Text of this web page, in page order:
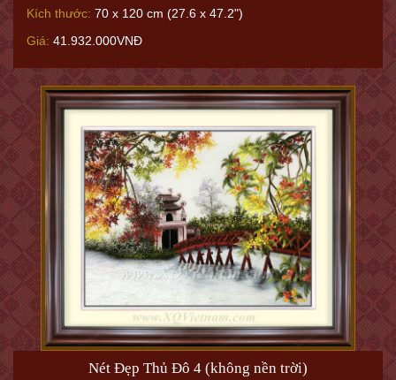
Kích thước: 70 x 120 cm (27.6 x 47.2")
Giá: 41.932.000VNĐ
Nét Đẹp Thủ Đô 4 (không nền trời)